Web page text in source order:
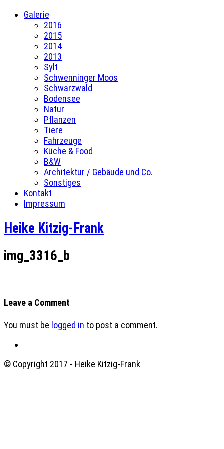
Galerie
2016
2015
2014
2013
Sylt
Schwenninger Moos
Schwarzwald
Bodensee
Natur
Pflanzen
Tiere
Fahrzeuge
Küche & Food
B&W
Architektur / Gebäude und Co.
Sonstiges
Kontakt
Impressum
Heike Kitzig-Frank
img_3316_b
Leave a Comment
You must be logged in to post a comment.
© Copyright 2017 - Heike Kitzig-Frank